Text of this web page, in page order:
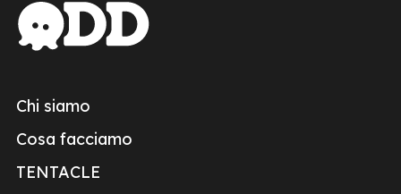
Chi siamo
Cosa facciamo
TENTACLE